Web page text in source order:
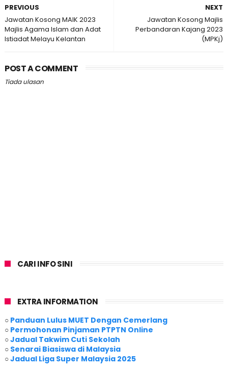
NEXT
Jawatan Kosong Majlis
Perbandaran Kajang 2023
(MPKj)
PREVIOUS
Jawatan Kosong MAIK 2023
Majlis Agama Islam dan Adat
Istiadat Melayu Kelantan
POST A COMMENT
Tiada ulasan
CARI INFO SINI
EXTRA INFORMATION
○ Panduan Lulus MUET Dengan Cemerlang
○ Permohonan Pinjaman PTPTN Online
○Jadual Takwim Cuti Sekolah
○ Senarai Biasiswa di Malaysia
○Jadual Liga Super Malaysia 2025